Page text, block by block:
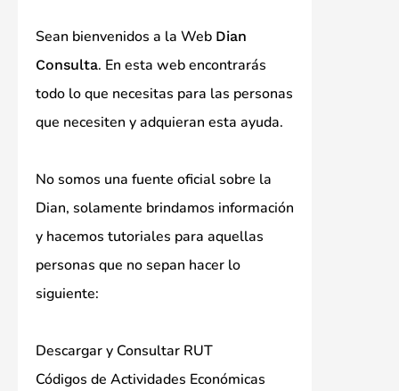
Sean bienvenidos a la Web Dian
Consulta. En esta web encontrarás
todo lo que necesitas para las personas
que necesiten y adquieran esta ayuda.
No somos una fuente oficial sobre la
Dian, solamente brindamos información
y hacemos tutoriales para aquellas
personas que no sepan hacer lo
siguiente:
Descargar y Consultar RUT
Códigos de Actividades Económicas